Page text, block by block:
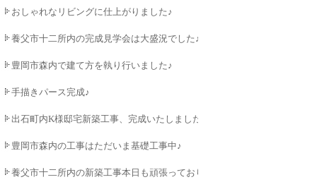
おしゃれなリビングに仕上がりました♪
養父市十二所内の完成見学会は大盛況でした♪
豊岡市森内で建て方を執り行いました♪
手描きパース完成♪
出石町内K様邸宅新築工事、完成いたしました♪
豊岡市森内の工事はただいま基礎工事中♪
養父市十二所内の新築工事本日も頑張っており